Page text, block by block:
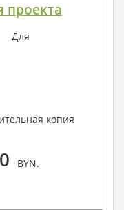
проекта
Для
копия
BYN.